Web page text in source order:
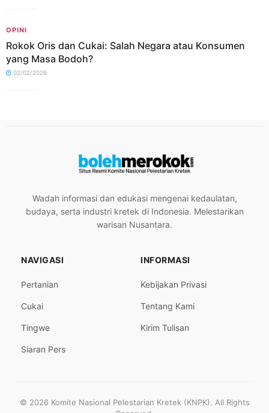
OPINI
Rokok Oris dan Cukai: Salah Negara atau Konsumen
yang Masa Bodoh?
02/02/2026
Wadah informasi dan edukasi mengenai kedaulatan,
budaya, serta industri kretek di Indonesia. Melestarikan
warisan Nusantara.
NAVIGASI
Pertanian
Cukai
Tingwe
Siaran Pers
INFORMASI
Kebijakan Privasi
Tentang Kami
Kirim Tulisan
© 2026 Komite Nasional Pelestarian Kretek (KNPK). All Rights